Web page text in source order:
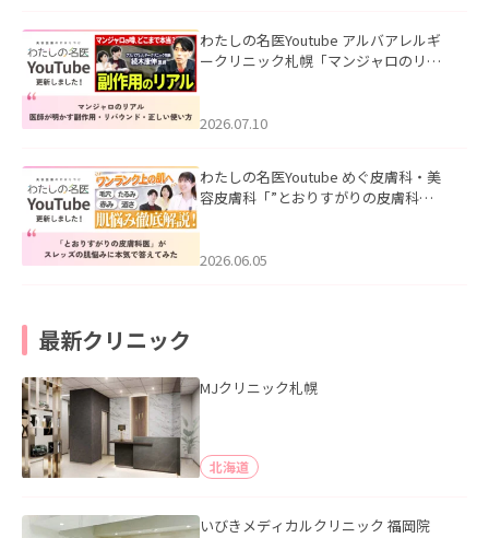
わたしの名医Youtube アルバアレルギ
ークリニック札幌「マンジャロのリア
た。
2026.07.10
わたしの名医Youtube めぐ皮膚科・美
容皮膚科「”とおりすがりの皮膚科
2026.06.05
最新クリニック
MJクリニック札幌
北海道
いびきメディカルクリニック 福岡院